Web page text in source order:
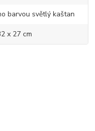
barvou světlý kaštan
x 27 cm